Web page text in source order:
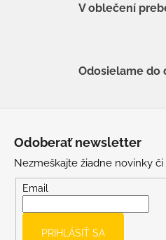
V oblečení
Odosielame do
Odoberať newsletter
Nezmeškajte žiadne novinky či
Email
PRIHLÁSIŤ SA